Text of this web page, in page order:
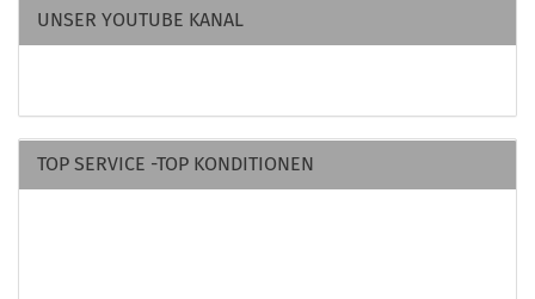
UNSER YOUTUBE KANAL
TOP SERVICE -TOP KONDITIONEN